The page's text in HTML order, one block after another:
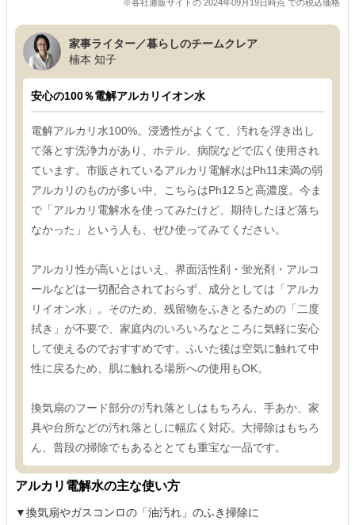
※各社通販サイトの 2024年09月19日時点 での税込価格
家事ライター／暮らしのチームクレア
楠本 知子
安心の100％電解アルカリイオン水
電解アルカリ水100%。浸透性がよくて、汚れを浮き出し
て落とす洗浄力があり、ホテル、病院などで広く使用され
ています。市販されているアルカリ電解水はPh11未満の弱
アルカリのものが多い中、こちらはPh12.5と高濃度。今ま
で「アルカリ電解水を使ってみたけど、期待したほど落ち
なかった」という人も、ぜひ使ってみてください。
アルカリ性が高いとはいえ、界面活性剤・蛍光剤・アルコ
ールなどは一切配合されておらず、成分としては「アルカ
リイオン水」。そのため、残留物をふきとるための「二度
拭き」が不要で、家庭内のいろいろなところに気軽に安心
して使えるのでおすすめです。ふいた後は空気に触れて中
性に戻るため、肌に触れる場所への使用もOK。
換気扇のフード部分の汚れ落としはもちろん、手あか、家
具や台所などの汚れ落としに幅広く対応。大掃除はもちろ
ん、普段の掃除でもあるととても重宝な一品です。
アルカリ電解水の主な使い方
▼換気扇やガスコンロの「油汚れ」のふき掃除に